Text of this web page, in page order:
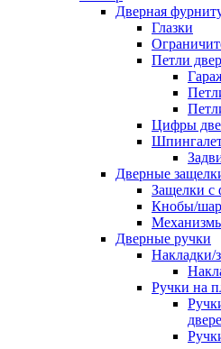
Дверная
Глазки
Петли
Цифры
Дверные
Защелки с
Кнобы/
Дверные ручки
Накладки/
Ручки на